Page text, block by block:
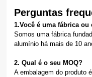
Perguntas
1.Você é uma fábrica
Somos uma fábrica
alumínio há mais de 10
2. Qual é o seu MOQ?
A embalagem do produto